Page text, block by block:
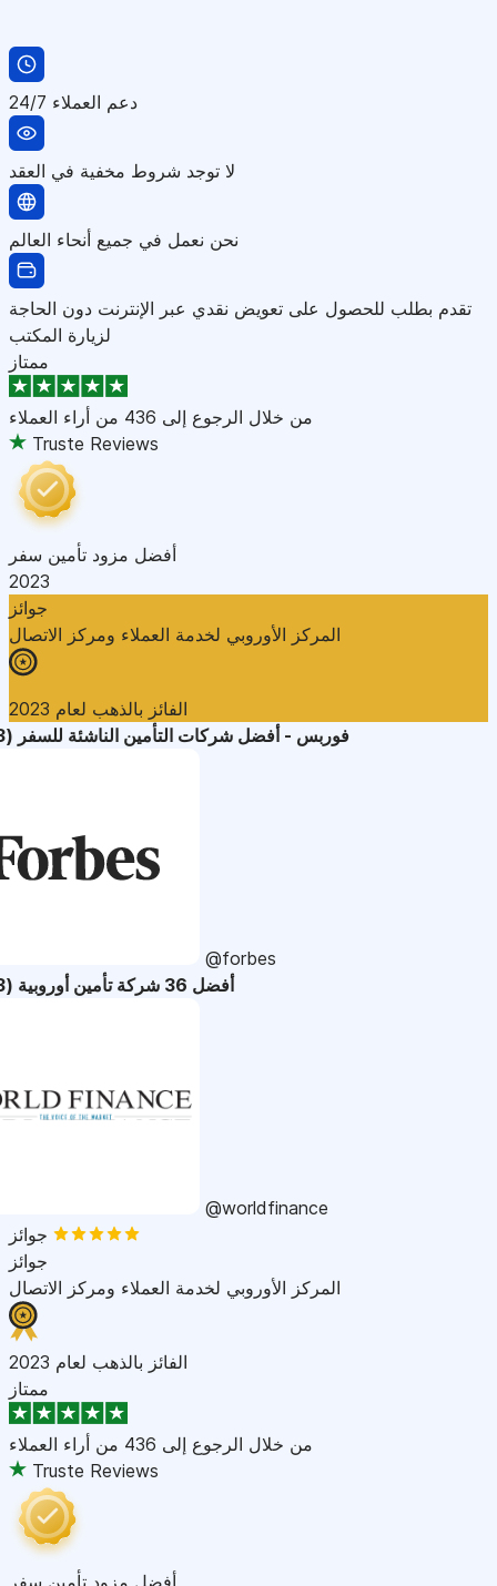
دعم العملاء 24/7
لا توجد شروط مخفية في العقد
نحن نعمل في جميع أنحاء العالم
تقدم بطلب للحصول على تعويض نقدي عبر الإنترنت دون الحاجة
لزيارة المكتب
ممتاز
من خلال الرجوع إلى 436 من أراء العملاء
Truste Reviews
أفضل مزود تأمين سفر
2023
جوائز
المركز الأوروبي لخدمة العملاء ومركز الاتصال
الفائز بالذهب لعام 2023
فوربس - أفضل شركات التأمين الناشئة للسفر (2023)
@forbes
أفضل 36 شركة تأمين أوروبية (2023)
@worldfinance
جوائز
المركز الأوروبي لخدمة العملاء ومركز الاتصال
الفائز بالذهب لعام 2023
ممتاز
من خلال الرجوع إلى 436 من أراء العملاء
Truste Reviews
أفضل مزود تأمين سفر